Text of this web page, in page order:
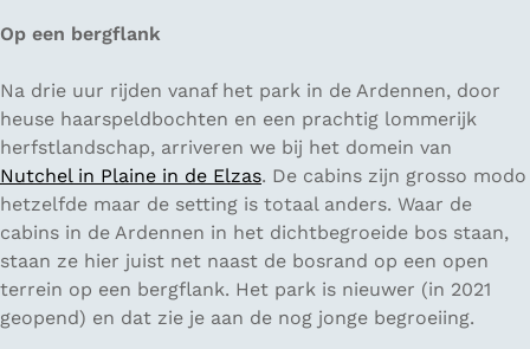
Op een bergflank
Na drie uur rijden vanaf het park in de Ardennen, door
heuse haarspeldbochten en een prachtig lommerijk
herfstlandschap, arriveren we bij het domein van
Nutchel in Plaine in de Elzas. De cabins zijn grosso modo
hetzelfde maar de setting is totaal anders. Waar de
cabins in de Ardennen in het dichtbegroeide bos staan,
staan ze hier juist net naast de bosrand op een open
terrein op een bergflank. Het park is nieuwer (in 2021
geopend) en dat zie je aan de nog jonge begroeiing.